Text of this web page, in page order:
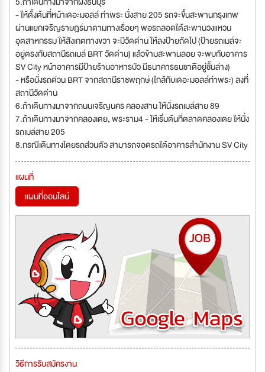
- ให้ตั้งต้นที่หน้าเดอะมอลล์ ท่าพระ นั่งสาย 205 รถจะขึ้นสะพานกรุงเทพ
ผ่านแยกเจริญราษฎร์มาตามทางเรื่อยๆ พอรถลอดใต้สะพานวงแหวน
อุตสาหกรรม ให้สังเกตทางขวา จะมีวัดด่าน ให้ลงป้ายถัดไป (ป้ายรถเมล์จะ
อยู่ตรงกับสถานีรถเมล์ BRT วัดด่าน) แล้วข้ามสะพานลอย จะพบกับอาคาร
SV City หน้าอาคารมีป้ายร้านอาหารบัว มีธนาคารธนชาติอยู่ชั้นล่าง)
- หรือนั่งรถด่วน BRT จากสถานีราชพฤกษ์ (ใกล้กับเดอะมอลล์ท่าพระ) ลงที่
สถานีวัดด่าน
6.ถ้าเดินทางมาจากถนนเจริญนคร คลองสาน ให้นั่งรถเมล์สาย 89
7.ถ้าเดินทางมาจากคลองเตย, พระราม4 - ให้เริ่มต้นที่ตลาดคลองเตย ให้นั่ง
รถเมล์สาย 205
8.กรณีเดินทางโดยรถส่วนตัว สามารถจอดรถใต้อาคารสำนักงาน SV City
แผนที่
แผนที่ออนไลน์
วิธีการรับสมัครงาน